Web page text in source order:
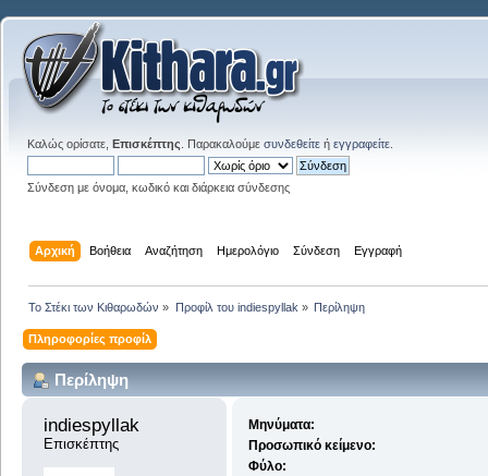
Καλώς ορίσατε, Επισκέπτης . Παρακαλούμε συνδεθείτε ή εγγραφείτε
Σύνδεση με όνομα, κωδικό και διάρκεια σύνδεσης
Αρχική Βοήθεια Αναζήτηση Ημερολόγιο Σύνδεση Εγγραφή
Το Στέκι των Κιθαρωδών » Προφίλ του indiespyllak » Περίληψη
Πληροφορίες προφίλ
Περίληψη
indiespyllak
Επισκέπτης
Μηνύματα:
Προσωπικό κείμενο:
Φύλο: